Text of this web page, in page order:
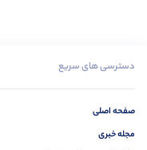
دسترسی های سریع
صفحه اصلی
مجله خبری